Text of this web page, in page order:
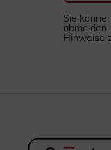
Sie
abmelden.
Hinweise